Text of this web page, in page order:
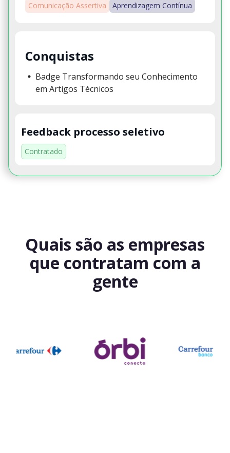
Comunicação Assertiva Aprendizagem Contínua
Conquistas
Badge Transformando seu Conhecimento
em Artigos Técnicos
Feedback processo seletivo
Contratado
Quais são as empresas
que contratam com a
gente